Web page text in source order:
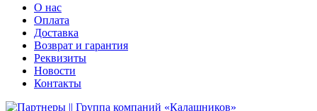
О нас
Оплата
Доставка
Возврат и гарантия
Реквизиты
Новости
Контакты